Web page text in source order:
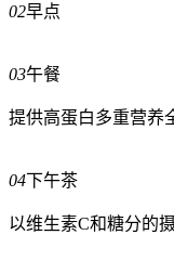
02早点
03午餐
提供高蛋白多重营养
04下午茶
以维生素C和糖分的